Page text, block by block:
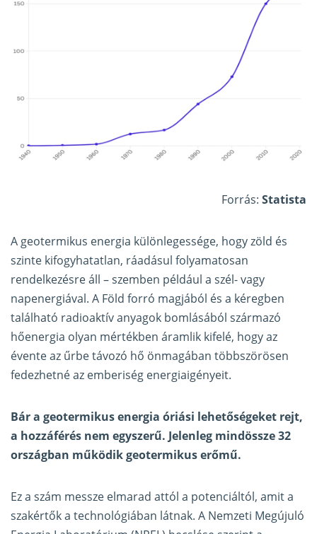
Forrás: Statista
A geotermikus energia különlegessége, hogy zöld és
szinte kifogyhatatlan, ráadásul folyamatosan
rendelkezésre áll – szemben például a szél- vagy
napenergiával. A Föld forró magjából és a kéregben
található radioaktív anyagok bomlásából származó
hőenergia olyan mértékben áramlik kifelé, hogy az
évente az űrbe távozó hő önmagában többszörösen
fedezhetné az emberiség energiaigényeit.
Bár a geotermikus energia óriási lehetőségeket rejt,
a hozzáférés nem egyszerű. Jelenleg mindössze 32
országban működik geotermikus erőmű.
Ez a szám messze elmarad attól a potenciáltól, amit a
szakértők a technológiában látnak. A Nemzeti Megújuló